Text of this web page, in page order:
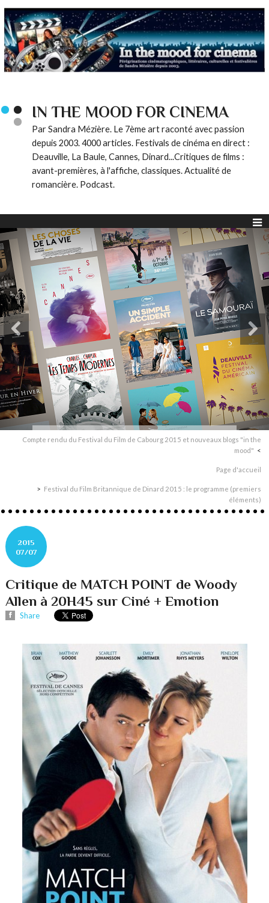
IN THE MOOD FOR CINEMA
Par Sandra Mézière. Le 7ème art raconté avec passion
depuis 2003. 4000 articles. Festivals de cinéma en direct :
Deauville, La Baule, Cannes, Dinard...Critiques de films :
avant-premières, à l'affiche, classiques. Actualité de
romancière. Podcast.
Compte rendu du Festival du Film de Cabourg 2015 et nouveaux blogs "in the
mood"
Page d'accueil
Festival du Film Britannique de Dinard 2015 : le programme (premiers
éléments)
2015
07/07
Critique de MATCH POINT de Woody
Allen à 20H45 sur Ciné + Emotion
Share